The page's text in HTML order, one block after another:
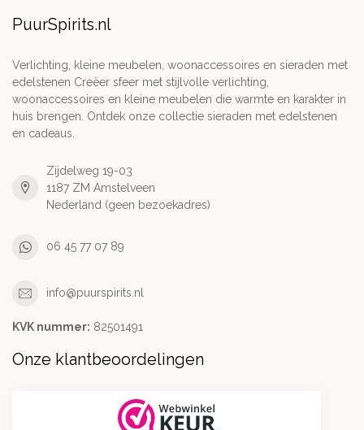
PuurSpirits.nl
Verlichting, kleine meubelen, woonaccessoires en sieraden met
edelstenen Creëer sfeer met stijlvolle verlichting,
woonaccessoires en kleine meubelen die warmte en karakter in
huis brengen. Ontdek onze collectie sieraden met edelstenen
en cadeaus.
Zijdelweg 19-03
1187 ZM Amstelveen
Nederland (geen bezoekadres)
06 45 77 07 89
info@puurspirits.nl
KVK nummer: 82501491
Onze klantbeoordelingen